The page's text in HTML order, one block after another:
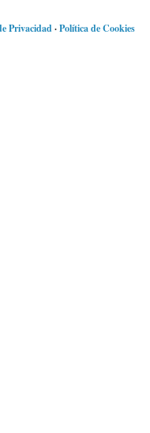
Privacidad·Política de Cookies